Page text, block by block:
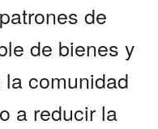
de
de bienes y
comunidad
a reducir la